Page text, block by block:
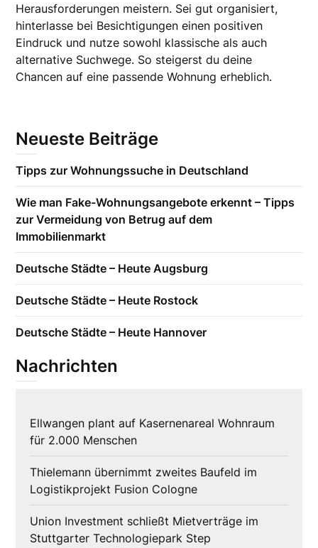
Herausforderungen meistern. Sei gut organisiert,
hinterlasse bei Besichtigungen einen positiven
Eindruck und nutze sowohl klassische als auch
alternative Suchwege. So steigerst du deine
Chancen auf eine passende Wohnung erheblich.
Neueste Beiträge
Tipps zur Wohnungssuche in Deutschland
Wie man Fake-Wohnungsangebote erkennt – Tipps
zur Vermeidung von Betrug auf dem
Immobilienmarkt
Deutsche Städte – Heute Augsburg
Deutsche Städte – Heute Rostock
Deutsche Städte – Heute Hannover
Nachrichten
Ellwangen plant auf Kasernenareal Wohnraum
für 2.000 Menschen
Thielemann übernimmt zweites Baufeld im
Logistikprojekt Fusion Cologne
Union Investment schließt Mietverträge im
Stuttgarter Technologiepark Step